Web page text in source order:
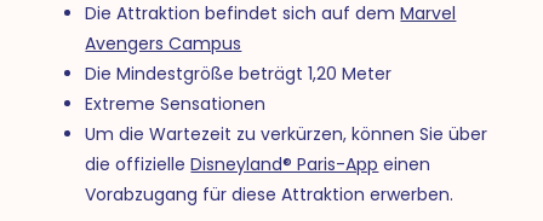
Die Attraktion befindet sich auf demMarvel
Avengers Campus
Die Mindestgröße beträgt 1,20 Meter
Extreme Sensationen
Um die Wartezeit zu verkürzen, können Sie über
die offizielleDisneyland® Paris-App einen
Vorabzugang für diese Attraktion erwerben.